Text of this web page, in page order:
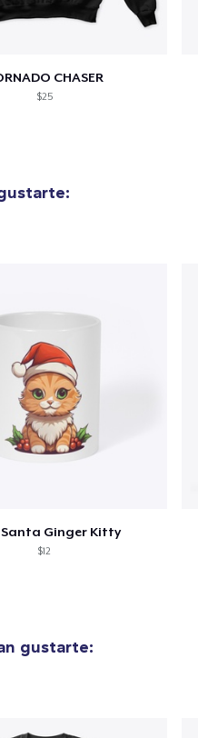
CHASER
$25
Santa Ginger Kitty
$12
gustarte:
al carrito